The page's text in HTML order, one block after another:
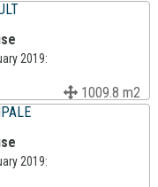
2019:
1009.8 m2
2019: